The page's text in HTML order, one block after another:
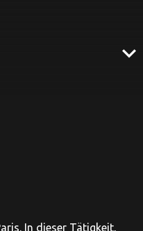
expand_more
In dieser Tätigkeit,